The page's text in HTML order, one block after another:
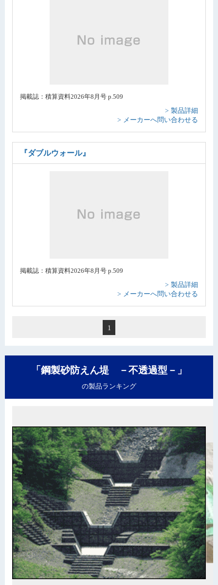
掲載誌：積算資料2026年8月号 p.509
> 製品詳細
> メーカーへ問い合わせる
『ダブルウォール』
掲載誌：積算資料2026年8月号 p.509
> 製品詳細
> メーカーへ問い合わせる
1
「鋼製砂防えん堤 －不透過型－」
の製品ランキング